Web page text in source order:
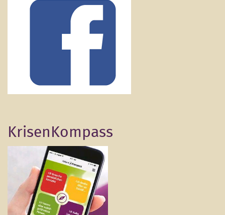
KrisenKompass